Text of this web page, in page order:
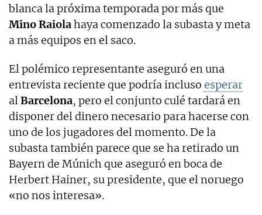
blanca la próxima temporada por más que
Mino Raiolahaya comenzado la subasta y meta
a más equipos en el saco.
El polémico representante aseguró en una
entrevista reciente que podría incluso esperar
alBarcelona, pero el conjunto culé tardará en
disponer del dinero necesario para hacerse con
uno de los jugadores del momento. De la
subasta también parece que se ha retirado un
Bayern de Múnich que aseguró en boca de
Herbert Hainer, su presidente, que el noruego
«no nos interesa».